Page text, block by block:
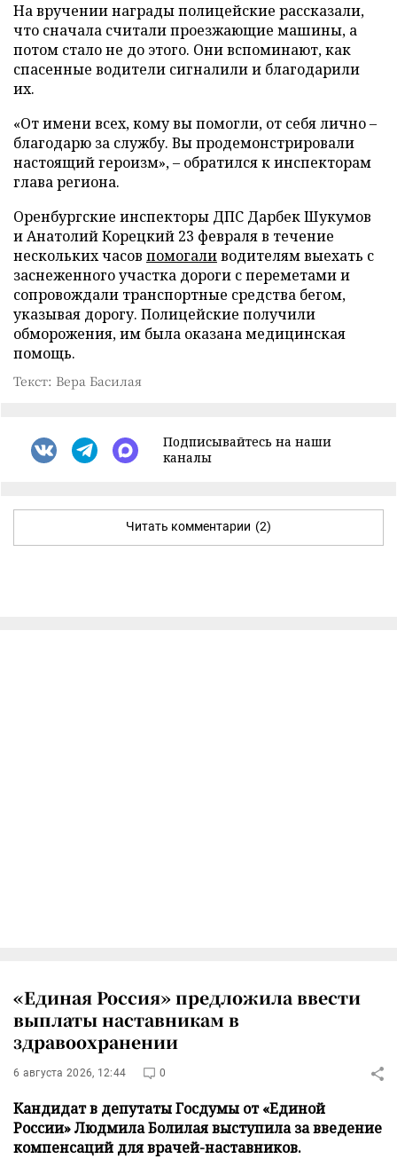
На вручении награды полицейские рассказали,
что сначала считали проезжающие машины, а
потом стало не до этого. Они вспоминают, как
спасенные водители сигналили и благодарили
их.
«От имени всех, кому вы помогли, от себя лично –
благодарю за службу. Вы продемонстрировали
настоящий героизм», – обратился к инспекторам
глава региона.
Оренбургские инспекторы ДПС Дарбек Шукумов
и Анатолий Корецкий 23 февраля в течение
нескольких часов помогаливодителям выехать с
заснеженного участка дороги с переметами и
сопровождали транспортные средства бегом,
указывая дорогу. Полицейские получили
обморожения, им была оказана медицинская
помощь.
Текст: Вера Басилая
Подписывайтесь на наши
каналы
Читать комментарии (2)
«Единая Россия» предложила ввести
выплаты наставникам в
здравоохранении
6 августа 2026, 12:44 0
Кандидат в депутаты Госдумы от «Единой
России» Людмила Болилая выступила за введение
компенсаций для врачей-наставников.